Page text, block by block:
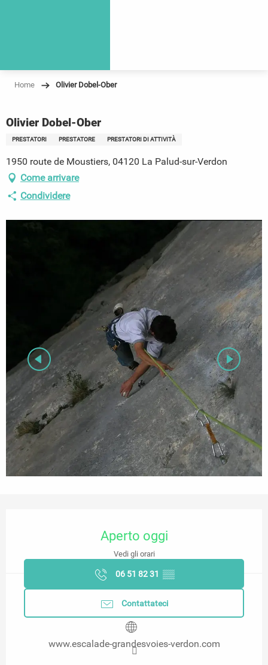
Home Olivier Dobel-Ober
Olivier Dobel-Ober
PRESTATORI PRESTATORE PRESTATORI DI ATTIVITÀ
1950 route de Moustiers, 04120 La Palud-sur-Verdon
Come arrivare
Condividere
Aperto oggi
Vedi gli orari
06 51 82 31 ▒▒
Contattateci
www.escalade-grandesvoies-verdon.com